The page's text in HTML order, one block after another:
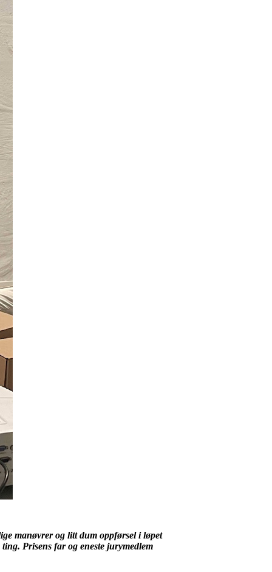
manøvrer og litt dum oppførsel i løpet
Prisens far og eneste jurymedlem